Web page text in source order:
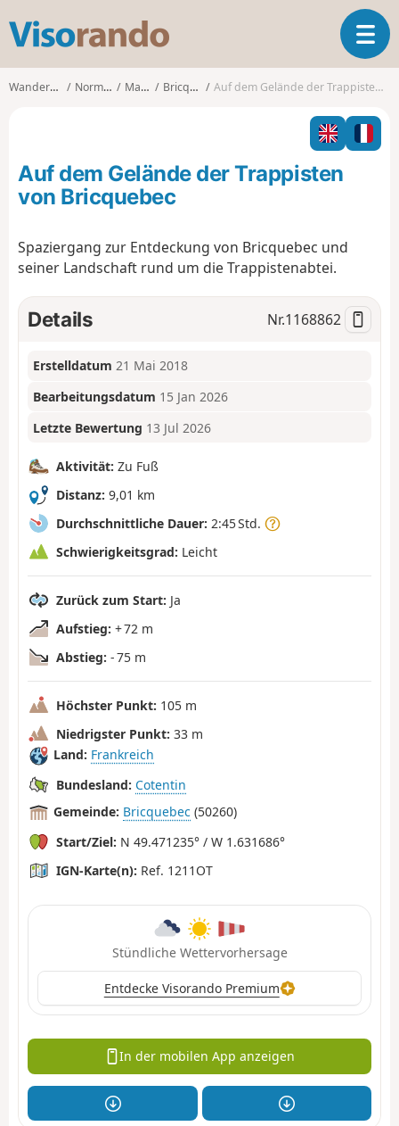
s
o
o
T
o
g
l
n
o
Wanderungen Normandie Manche Bricquebec Auf dem Gelände der Trappisten von Bricquebec
Auf dem Gelände der Trappisten
von Bricquebec
Spaziergang zur Entdeckung von Bricquebec und
seiner Landschaft rund um die Trappistenabtei.
Details Nr.1168862
Erstelldatum 21 Mai 2018
Bearbeitungsdatum 15 Jan 2026
Letzte Bewertung 13 Jul 2026
Aktivität: Zu Fuß
Distanz: 9,01 km
Durchschnittliche Dauer: 2:45 Std.
Schwierigkeitsgrad: Leicht
Zurück zum Start: Ja
Aufstieg: + 72 m
Abstieg: - 75 m
Höchster Punkt: 105 m
Niedrigster Punkt: 33 m
Land: Frankreich
Bundesland: Cotentin
Gemeinde: Bricquebec (50260)
Start/Ziel: N 49.471235° / W 1.631686°
IGN-Karte(n): Ref. 1211OT
Stündliche Wettervorhersage
Entdecke Visorando Premium
In der mobilen App anzeigen